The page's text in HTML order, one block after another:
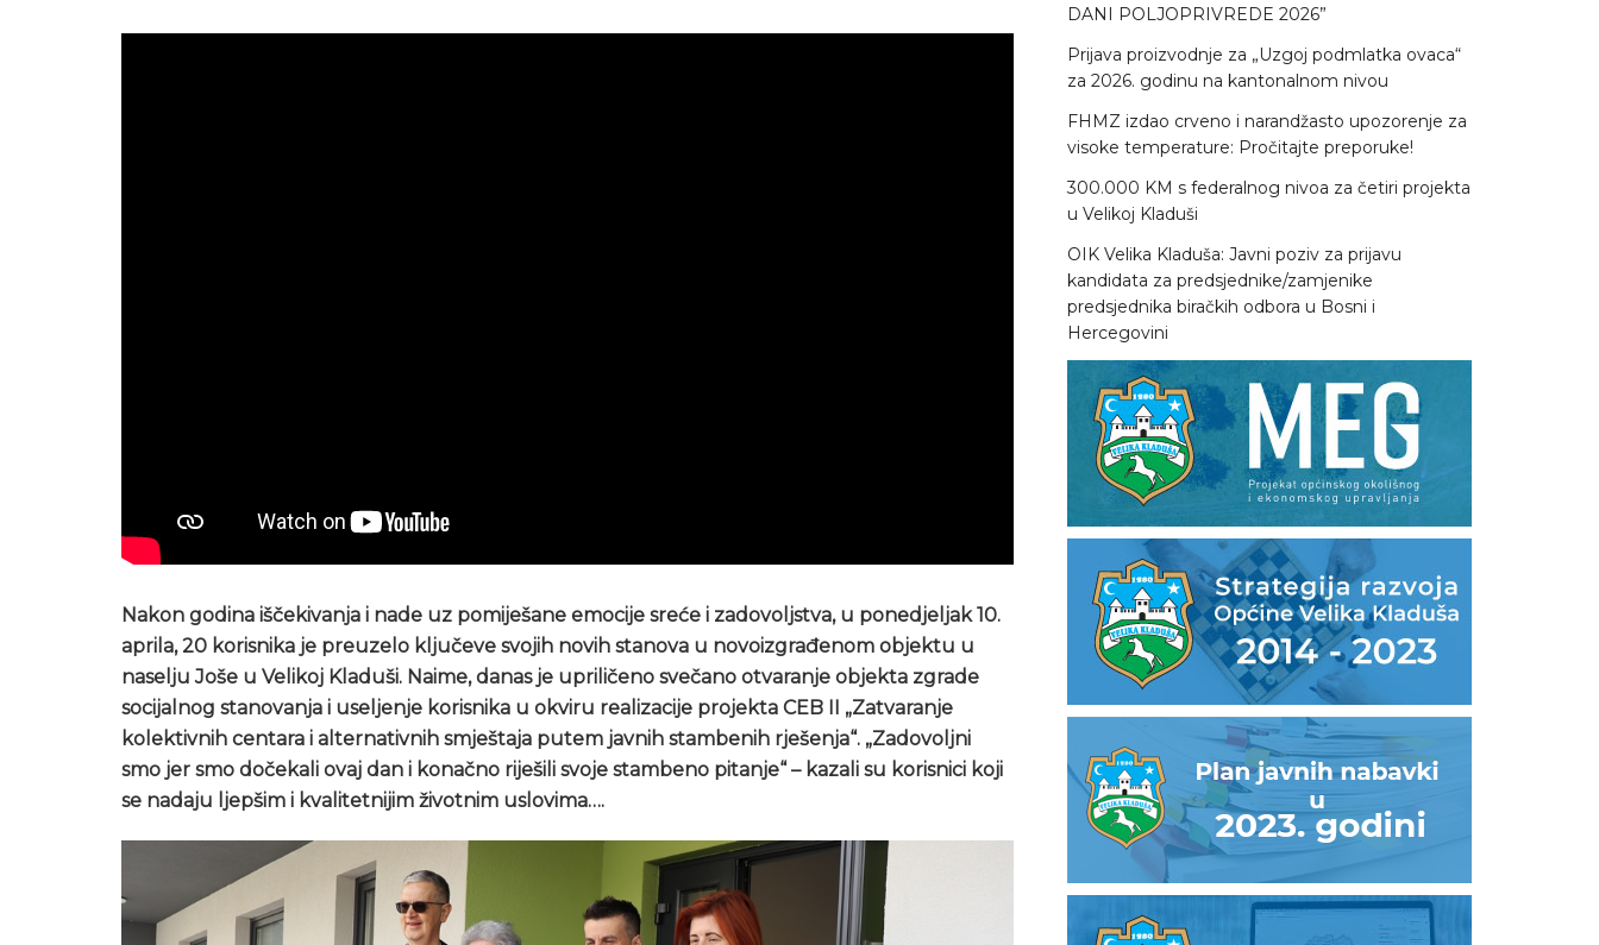
Nakon godina iščekivanja i nade uz pomiješane emocije sreće i zadovoljstva, u ponedjeljak 10.
aprila, 20 korisnika je preuzelo ključeve svojih novih stanova u novoizgrađenom objektu u
naselju Joše u Velikoj Kladuši. Naime, danas je upriličeno svečano otvaranje objekta zgrade
socijalnog stanovanja i useljenje korisnika u okviru realizacije projekta CEB II „Zatvaranje
kolektivnih centara i alternativnih smještaja putem javnih stambenih rješenja“. „Zadovoljni
smo jer smo dočekali ovaj dan i konačno riješili svoje stambeno pitanje“ – kazali su korisnici koji
se nadaju ljepšim i kvalitetnijim životnim uslovima….
DANI POLJOPRIVREDE 2026”
Prijava proizvodnje za „Uzgoj podmlatka ovaca“
za 2026. godinu na kantonalnom nivou
FHMZ izdao crveno i narandžasto upozorenje za
visoke temperature: Pročitajte preporuke!
300.000 KM s federalnog nivoa za četiri projekta
u Velikoj Kladuši
OIK Velika Kladuša: Javni poziv za prijavu
kandidata za predsjednike/zamjenike
predsjednika biračkih odbora u Bosni i
Hercegovini